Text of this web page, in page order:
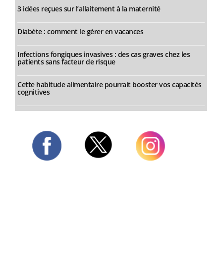
3 idées reçues sur l’allaitement à la maternité
Diabète : comment le gérer en vacances
Infections fongiques invasives : des cas graves chez les
patients sans facteur de risque
Cette habitude alimentaire pourrait booster vos capacités
cognitives